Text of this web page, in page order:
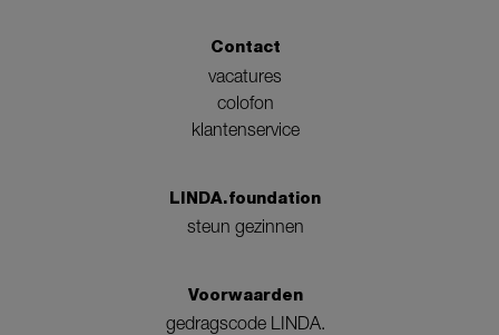
Contact
vacatures
colofon
klantenservice
LINDA.foundation
steun gezinnen
Voorwaarden
gedragscode LINDA.